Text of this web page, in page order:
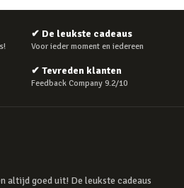
✔ De leukste cadeaus
Voor ieder moment en iedereen
✔ Tevreden klanten
Feedback Company 9.2/10
altijd goed uit! De leukste cadeaus